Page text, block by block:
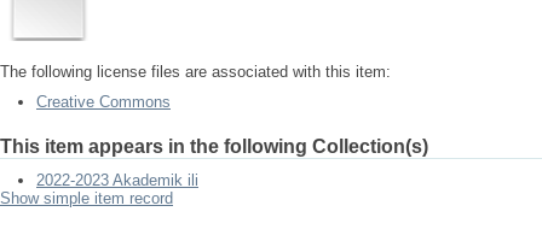
The following license files are associated with this item:
Creative Commons
This item appears in the following Collection(s)
2022-2023 Akademik ili
Show simple item record